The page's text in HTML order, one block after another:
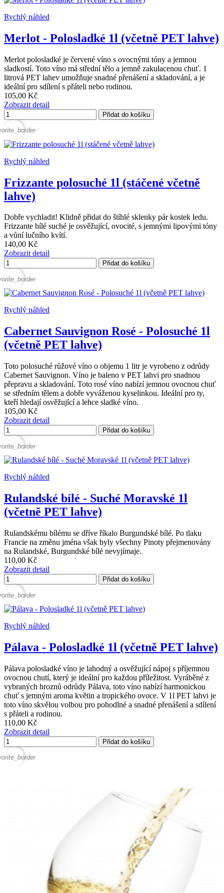
Rychlý náhled
Merlot - Polosladké 1l (včetně PET lahve)
Merlot polosladké je červené víno s ovocnými tóny a jemnou
sladkostí. Toto víno má střední tělo a jemně zakulacenou chuť. 1
litrová PET lahev umožňuje snadné přenášení a skladování, a je
ideální pro sdílení s přáteli nebo rodinou.
105,00 Kč
Zobrazit detail
Přidat do košíku
Rychlý náhled
Frizzante polosuché 1l (stáčené včetně
lahve)
Dobře vychladit! Klidně přidat do štíhlé sklenky pár kostek ledu.
Frizzante bílé suché je osvěžující, ovocité, s jemnými lipovými tóny
a vůní lučního kvítí.
140,00 Kč
Zobrazit detail
Přidat do košíku
Rychlý náhled
Cabernet Sauvignon Rosé - Polosuché 1l
(včetně PET lahve)
Toto polosuché růžové víno o objemu 1 litr je vyrobeno z odrůdy
Cabernet Sauvignon. Víno je baleno v PET lahvi pro snadnou
přepravu a skladování. Toto rosé víno nabízí jemnou ovocnou chuť
se středním tělem a dobře vyváženou kyselinkou. Ideální pro ty,
kteří hledají osvěžující a lehce sladké víno.
105,00 Kč
Zobrazit detail
Přidat do košíku
Rychlý náhled
Rulandské bílé - Suché Moravské 1l
(včetně PET lahve)
Rulandskému bílému se dříve říkalo Burgundské bílé. Po tlaku
Francie na změnu jména však byly všechny Pinoty přejmenovány
na Rulandské, Burgundské bílé nevyjímaje.
110,00 Kč
Zobrazit detail
Přidat do košíku
Rychlý náhled
Pálava - Polosladké 1l (včetně PET lahve)
Pálava polosladké víno je lahodný a osvěžující nápoj s příjemnou
ovocnou chutí, který je ideální pro každou příležitost. Vyráběné z
vybraných hroznů odrůdy Pálava, toto víno nabízí harmonickou
chuť s jemným aroma květin a tropického ovoce. V 1l PET lahvi je
toto víno skvělou volbou pro pohodlné a snadné přenášení a sdílení
s přáteli a rodinou.
110,00 Kč
Zobrazit detail
Přidat do košíku